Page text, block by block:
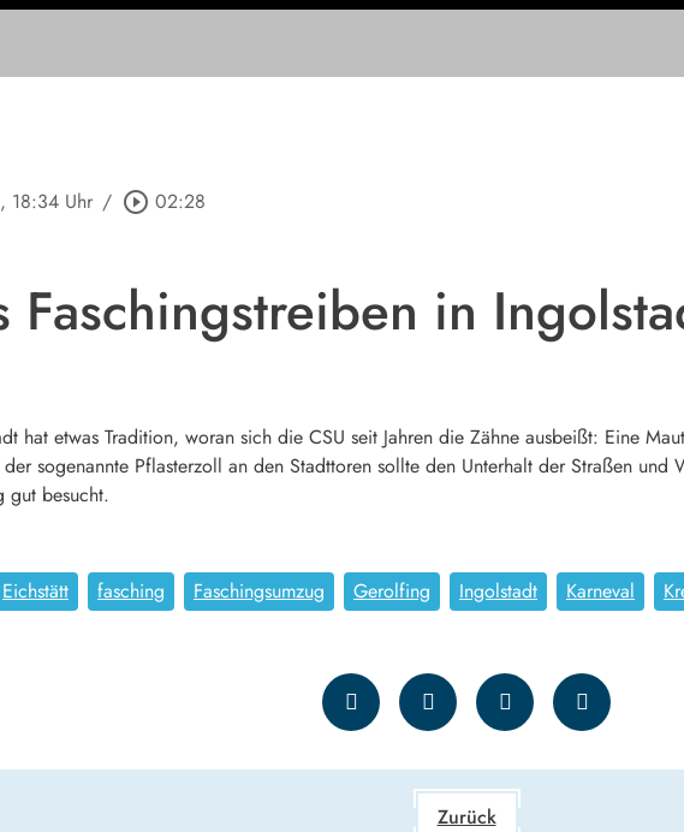
, 18:34 Uhr / play_circle_outline 02:28
Faschingstreiben in
hat etwas Tradition, woran sich die CSU seit Jahren die Zähne ausbeißt: Eine
der sogenannte Pflasterzoll an den Stadttoren sollte den Unterhalt der Straßen
gut besucht.
Eichstätt fasching Faschingsumzug Gerolfing Ingolstadt Karneval
Zurück